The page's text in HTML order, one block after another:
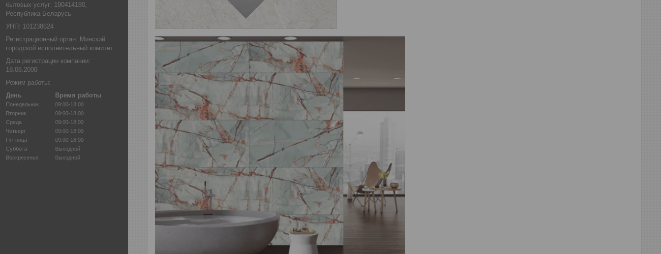
бытовых услуг: 190414180,
Республика Беларусь
УНП: 101238624
Регистрационный орган: Минский
городской исполнительный комитет
Дата регистрации компании:
18.08.2000
Режим работы:
День
Время работы
Понедельник
09:00-18:00
Вторник
09:00-18:00
Среда
09:00-18:00
Четверг
09:00-18:00
Пятница
09:00-18:00
Суббота
Выходной
Воскресенье
Выходной